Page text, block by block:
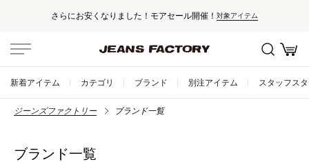
さらにお安くなりました！モアセール開催！ 対象アイテム
新着アイテム カテゴリ ブランド 別注アイテム スタッフス
ジーンズファクトリー ブランド一覧
ブランド一覧